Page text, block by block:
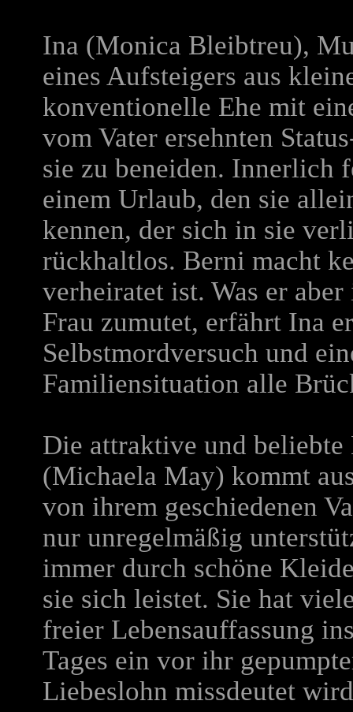
Ina (Monica Bleibtreu),
eines Aufsteigers aus
konventionelle Ehe mit
vom Vater ersehnten
sie zu beneiden. Innerlich
einem Urlaub, den sie
kennen, der sich in sie
rückhaltlos. Berni macht
verheiratet ist. Was er
Frau zumutet, erfährt Ina
Selbstmordversuch und
Familiensituation alle
Die attraktive und
(Michaela May) kommt
von ihrem geschiedenen
nur unregelmäßig
immer durch schöne
sie sich leistet. Sie hat
freier Lebensauffassung
Tages ein vor ihr
Liebeslohn missdeutet